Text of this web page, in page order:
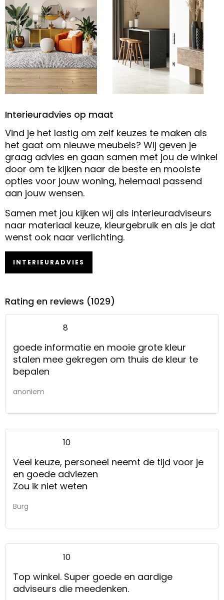
Interieuradvies op maat
Vind je het lastig om zelf keuzes te maken als
het gaat om nieuwe meubels? Wij geven je
graag advies en gaan samen met jou de winkel
door om te kijken naar de beste en mooiste
opties voor jouw woning, helemaal passend
aan jouw wensen.
Samen met jou kijken wij als interieuradviseurs
naar materiaal keuze, kleurgebruik en als je dat
wenst ook naar verlichting.
INTERIEURADVIES
Rating en reviews (1029)
8
goede informatie en mooie grote kleur
stalen mee gekregen om thuis de kleur te
bepalen
anoniem
10
Veel keuze, personeel neemt de tijd voor je
en goede adviezen
Zou ik niet weten
Burg
10
Top winkel. Super goede en aardige
adviseurs die meedenken.